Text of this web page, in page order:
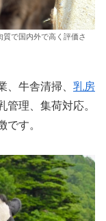
で国内外で高く評価さ
、牛舎清掃、 乳房
管理、集荷対応。
です。